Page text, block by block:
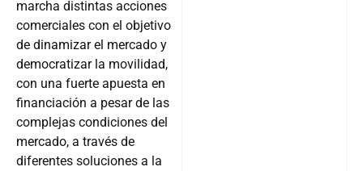
marcha distintas acciones
comerciales con el objetivo
de dinamizar el mercado y
democratizar la movilidad,
con una fuerte apuesta en
financiación a pesar de las
complejas condiciones del
mercado, a través de
diferentes soluciones a la